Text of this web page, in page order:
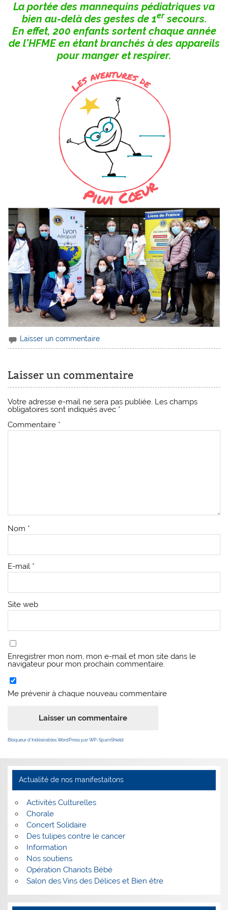
La portée des mannequins pédiatriques va
bien au-delà des gestes de 1ersecours.
En effet, 200 enfants sortent chaque année
de l’HFME en étant branchés à des appareils
pour manger et respirer.
Laisser un commentaire
Laisser un commentaire
Votre adresse e-mail ne sera pas publiée. Les champs
obligatoires sont indiqués avec *
Commentaire *
Nom *
E-mail *
Site web
Enregistrer mon nom, mon e-mail et mon site dans le
navigateur pour mon prochain commentaire.
Me prévenir à chaque nouveau commentaire
Bloqueur d’Indésirables WordPress par WP-SpamShield
Actualité de nos manifestaitons
Activités Culturelles
Chorale
Concert Solidaire
Des tulipes contre le cancer
Information
Nos soutiens
Opération Chariots Bébé
Salon des Vins des Délices et Bien être